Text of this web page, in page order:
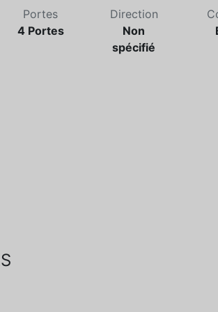
Portes
4 Portes
Direction
Non
spécifié